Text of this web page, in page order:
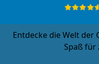
Entdecke die Welt der
Spaß für